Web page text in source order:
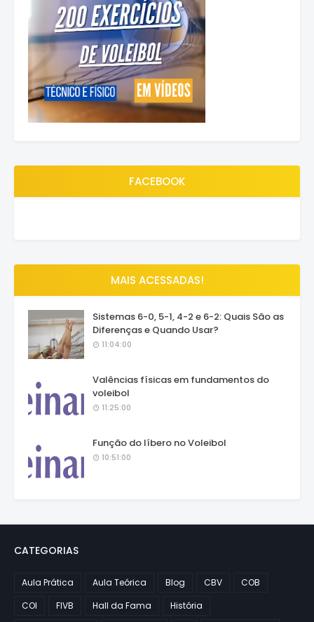
FACEBOOK
MAIS ACESSADAS!
Sistemas 6-0, 5-1, 4-2 e 6-2: Quais São as
Diferenças e Quando Usar?
11:04:00
Valências físicas em fundamentos do
voleibol
11:25:00
Função do líbero no Voleibol
10:51:00
CATEGORIAS
Aula Prática Aula Teórica Blog CBV
COB
COI
FIVB Hall da Fama
História